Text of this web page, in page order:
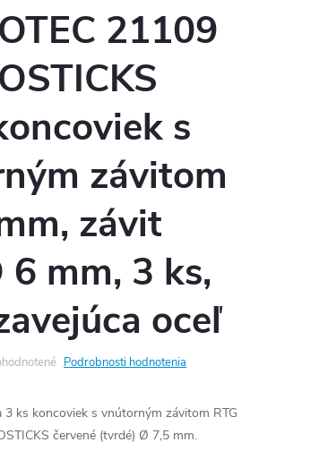
21109
s
závitom
závit
6 mm, 3 ks,
oceľ
Podrobnosti hodnotenia
3 ks koncoviek s vnútorným závitom RTG
červené (tvrdé) Ø 7,5 mm.